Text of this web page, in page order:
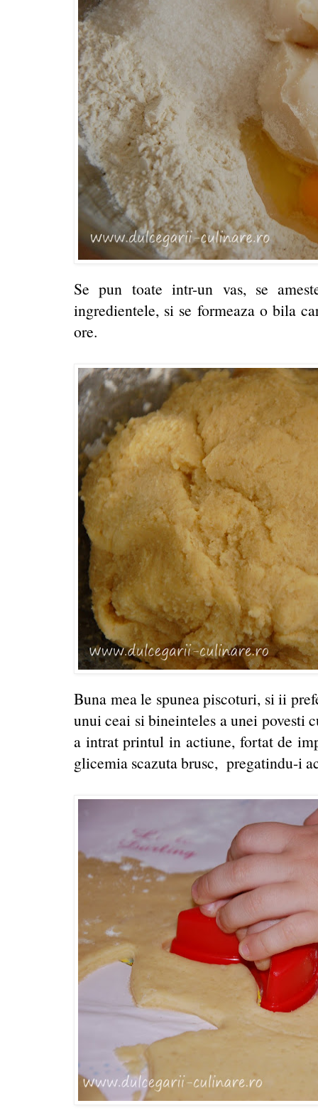
Se pun toate intr-un vas, se
ingredientele, si se formeaza o bila
ore.
Buna mea le spunea piscoturi, si ii
unui ceai si bineinteles a unei povesti
a intrat printul in actiune, fortat de
glicemia scazuta brusc, pregatindu-i